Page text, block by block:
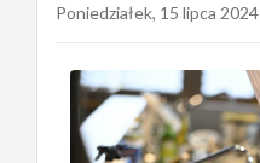
Poniedziałek, 15 lipca 2024